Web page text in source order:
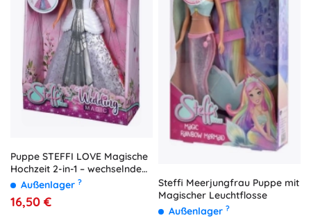
Puppe STEFFI LOVE Magische
Hochzeit 2-in-1 – wechselnde
Kleider
Außenlager ?
16,50 €
Steffi Meerjungfrau Puppe mit
Magischer Leuchtflosse
Außenlager ?